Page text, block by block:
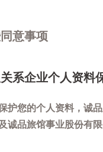
意事项
系企业个人资料
护您的个人资料，诚
诚品旅馆事业股份有